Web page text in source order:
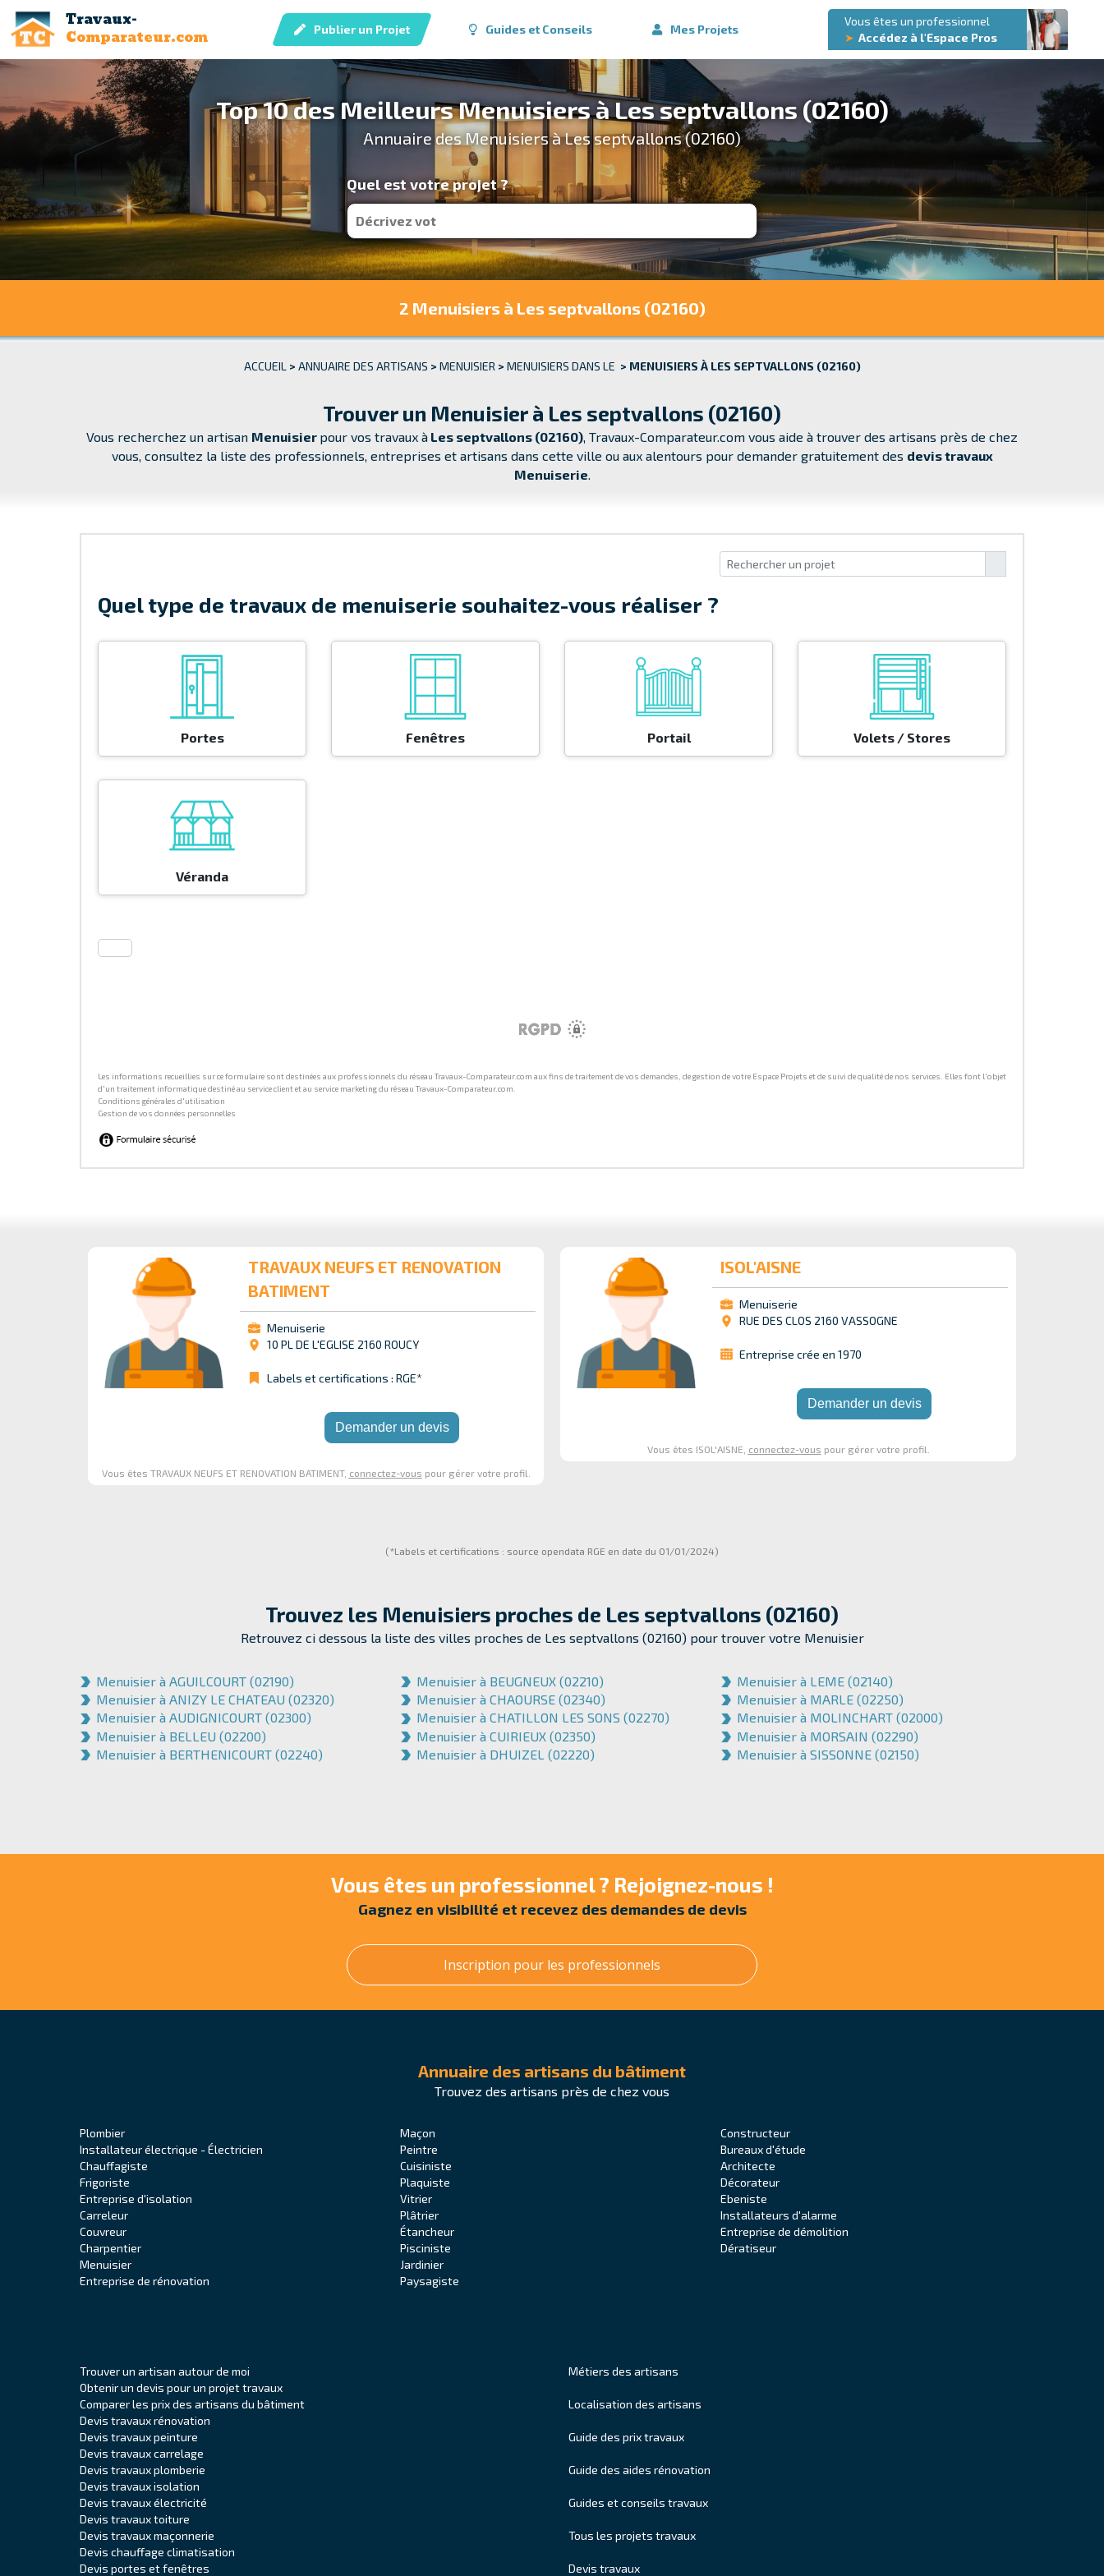
Travaux-
Comparateur.com Publier un Projet Guides et Conseils Mes Projets
Vous êtes un professionnel
➤ Accédez à l'Espace Pros
Top 10 des Meilleurs Menuisiers à Les septvallons (02160)
Annuaire des Menuisiers à Les septvallons (02160)
Quel est votre projet ?
2 Menuisiers à Les septvallons (02160)
ACCUEIL > ANNUAIRE DES ARTISANS > MENUISIER > MENUISIERS DANS LE > MENUISIERS À LES SEPTVALLONS (02160)
Trouver un Menuisier à Les septvallons (02160)
Vous recherchez un artisan Menuisier pour vos travaux à Les septvallons (02160) , Travaux-Comparateur.com vous aide à trouver des artisans près de chez
vous, consultez la liste des professionnels, entreprises et artisans dans cette ville ou aux alentours pour demander gratuitement des devis travaux
Menuiserie
TRAVAUX NEUFS ET RENOVATION
BATIMENT
Menuiserie
10 PL DE L'EGLISE 2160 ROUCY
Labels et certifications : RGE*
Demander un devis
Vous êtes TRAVAUX NEUFS ET RENOVATION BATIMENT, connectez-vous pour gérer votre profil.
ISOL'AISNE
Menuiserie
RUE DES CLOS 2160 VASSOGNE
Entreprise crée en 1970
Demander un devis
Vous êtes ISOL'AISNE, connectez-vous pour gérer votre profil.
(*Labels et certifications : source opendata RGE en date du 01/01/2024)
Trouvez les Menuisiers proches de Les septvallons (02160)
Retrouvez ci dessous la liste des villes proches de Les septvallons (02160) pour trouver votre Menuisier
Menuisier à AGUILCOURT (02190)
Menuisier à ANIZY LE CHATEAU (02320)
Menuisier à AUDIGNICOURT (02300)
Menuisier à BELLEU (02200)
Menuisier à BERTHENICOURT (02240)
Menuisier à BEUGNEUX (02210)
Menuisier à CHAOURSE (02340)
Menuisier à CHATILLON LES SONS (02270)
Menuisier à CUIRIEUX (02350)
Menuisier à DHUIZEL (02220)
Menuisier à LEME (02140)
Menuisier à MARLE (02250)
Menuisier à MOLINCHART (02000)
Menuisier à MORSAIN (02290)
Menuisier à SISSONNE (02150)
Vous êtes un professionnel ? Rejoignez-nous !
Gagnez en visibilité et recevez des demandes de devis
Inscription pour les professionnels
Annuaire des artisans du bâtiment
Trouvez des artisans près de chez vous
Plombier
Installateur électrique - Électricien
Chauffagiste
Frigoriste
Entreprise d'isolation
Carreleur
Couvreur
Charpentier
Menuisier
Entreprise de rénovation
Maçon
Peintre
Cuisiniste
Plaquiste
Vitrier
Plâtrier
Étancheur
Pisciniste
Jardinier
Paysagiste
Constructeur
Bureaux d'étude
Architecte
Décorateur
Ebeniste
Installateurs d'alarme
Entreprise de démolition
Dératiseur
Trouver un artisan autour de moi
Obtenir un devis pour un projet travaux
Comparer les prix des artisans du bâtiment
Devis travaux rénovation
Devis travaux peinture
Devis travaux carrelage
Devis travaux plomberie
Devis travaux isolation
Devis travaux électricité
Devis travaux toiture
Devis travaux maçonnerie
Devis chauffage climatisation
Devis portes et fenêtres
Métiers des artisans
Localisation des artisans
Guide des prix travaux
Guide des aides rénovation
Guides et conseils travaux
Tous les projets travaux
Devis travaux